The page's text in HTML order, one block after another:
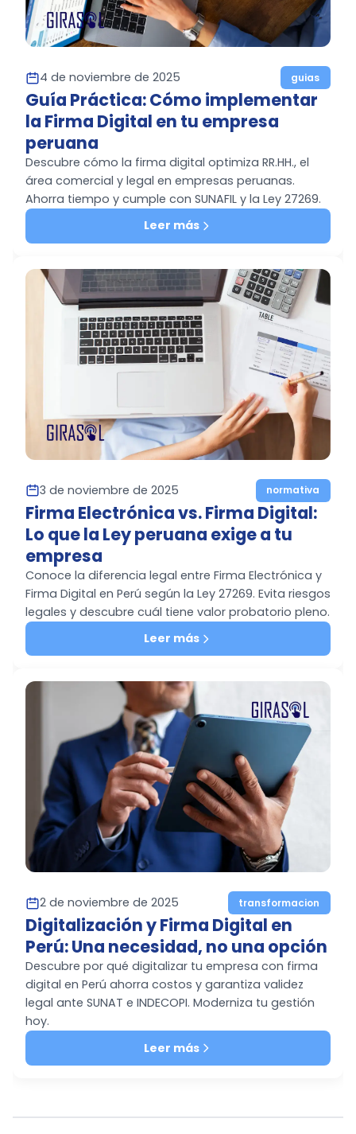
4 de noviembre de 2025 guias
Guía Práctica: Cómo implementar
la Firma Digital en tu empresa
peruana
Descubre cómo la firma digital optimiza RR.HH., el
área comercial y legal en empresas peruanas.
Ahorra tiempo y cumple con SUNAFIL y la Ley 27269.
Leer más
3 de noviembre de 2025 normativa
Firma Electrónica vs. Firma Digital:
Lo que la Ley peruana exige a tu
empresa
Conoce la diferencia legal entre Firma Electrónica y
Firma Digital en Perú según la Ley 27269. Evita riesgos
legales y descubre cuál tiene valor probatorio pleno.
Leer más
2 de noviembre de 2025 transformacion
Digitalización y Firma Digital en
Perú: Una necesidad, no una opción
Descubre por qué digitalizar tu empresa con firma
digital en Perú ahorra costos y garantiza validez
legal ante SUNAT e INDECOPI. Moderniza tu gestión
hoy.
Leer más